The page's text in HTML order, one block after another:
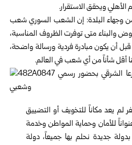
الأهلي ويحقق الاستقرار.
وجهاء البلدة: إن الشعب السوري شعب
والبناء متى توفرت الظروف المناسبة،
أن يكون مبادرة فردية ورسالة واضحة،
أقل شأناً من أي شعب في العالم.
لم يعد مكاناً للتخويف أو التضييق
للأمان وحماية المواطن وخدمة
جديدة نحلم بها جميعاً، دولة